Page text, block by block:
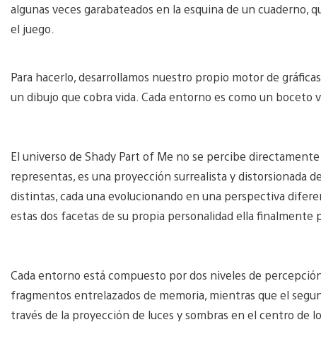
algunas veces garabateados en la esquina de un cuaderno,
el juego.
Para hacerlo, desarrollamos nuestro propio motor de
un dibujo que cobra vida. Cada entorno es como un boceto
El universo de Shady Part of Me no se percibe
representas, es una proyección surrealista y distorsionada
distintas, cada una evolucionando en una perspectiva
estas dos facetas de su propia personalidad ella finalmente
Cada entorno está compuesto por dos niveles de
fragmentos entrelazados de memoria, mientras que el
través de la proyección de luces y sombras en el centro de